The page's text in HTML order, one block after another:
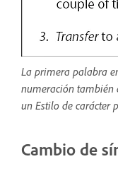
La primera palabra
numeración también
un Estilo de carácter
Cambio de